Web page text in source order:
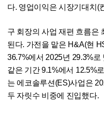
다. 영업이익은 시장기대치(
구 회장의 사업 재편 흐름은
된다. 가전을 맡은 H&A(현
36.7%에서 2025년 29.3%
같은 기간 9.1%에서 12.5%
는 에코솔루션(ES)사업은
두 자릿수 비중에 진입했다.